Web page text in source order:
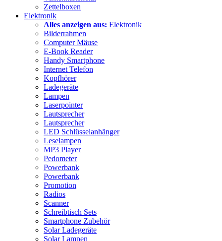
Zettelboxen
Elektronik
Alles anzeigen aus: Elektronik
Bilderrahmen
Computer Mäuse
E-Book Reader
Handy Smartphone
Internet Telefon
Kopfhörer
Ladegeräte
Lampen
Laserpointer
Lautsprecher
Lautsprecher
LED Schlüsselanhänger
Leselampen
MP3 Player
Pedometer
Powerbank
Powerbank
Promotion
Radios
Scanner
Schreibtisch Sets
Smartphone Zubehör
Solar Ladegeräte
Solar Lampen